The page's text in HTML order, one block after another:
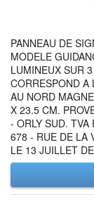
PANNEAU DE
MODELE
LUMINEUX SUR
CORRESPOND A
AU NORD
X 23.5 CM.
- ORLY SUD. TVA
678 - RUE DE LA
LE 13 JUILLET